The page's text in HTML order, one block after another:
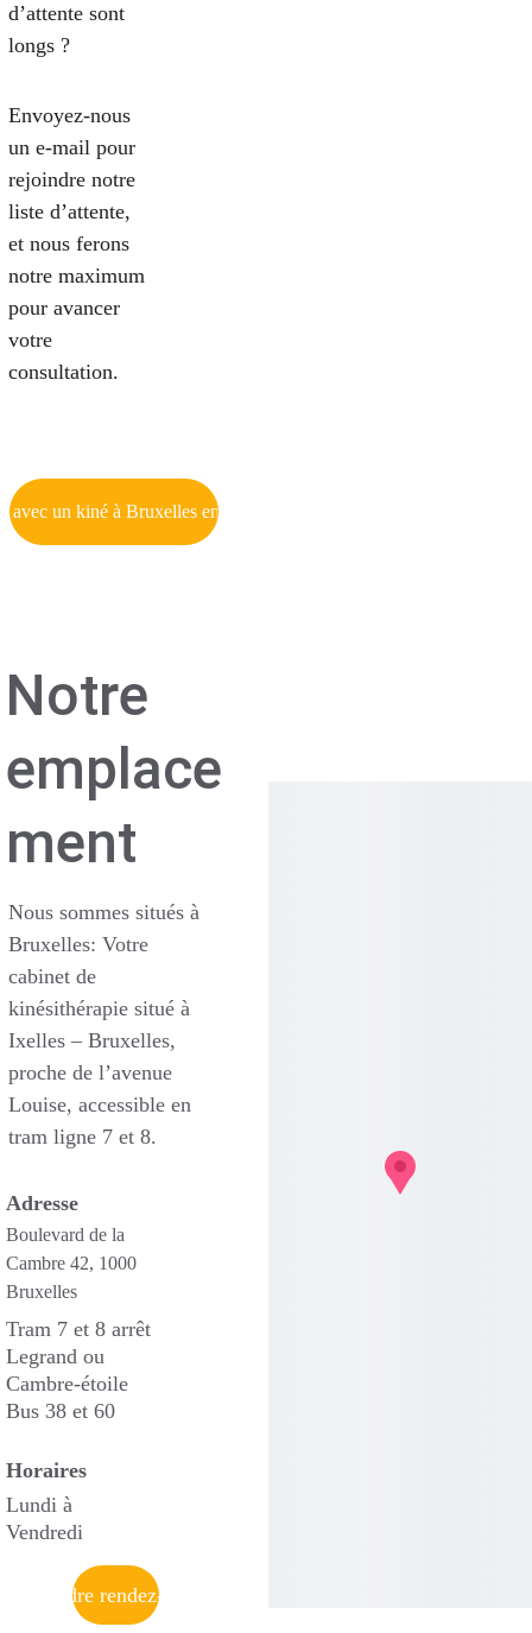
d’attente sont
longs ?
Envoyez-nous
un e-mail pour
rejoindre notre
liste d’attente,
et nous ferons
notre maximum
pour avancer
votre
consultation.
avec un kiné à Bruxelles en moins de 24h.
Notre
emplace
ment
Nous sommes situés à
Bruxelles: Votre
cabinet de
kinésithérapie situé à
Ixelles – Bruxelles,
proche de l’avenue
Louise, accessible en
tram ligne 7 et 8.
Adresse
Boulevard de la
Cambre 42, 1000
Bruxelles
Tram 7 et 8 arrêt
Legrand ou
Cambre-étoile
Bus 38 et 60
Horaires
Lundi à
Vendredi
Prendre rendez-vous